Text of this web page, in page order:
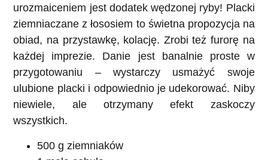
urozmaiceniem jest dodatek wędzonej ryby! Placki
ziemniaczane z łososiem to świetna propozycja na
obiad, na przystawkę, kolację. Zrobi też furorę na
każdej imprezie. Danie jest banalnie proste w
przygotowaniu – wystarczy usmażyć swoje
ulubione placki i odpowiednio je udekorować. Niby
niewiele, ale otrzymany efekt zaskoczy
wszystkich.
500 g ziemniaków